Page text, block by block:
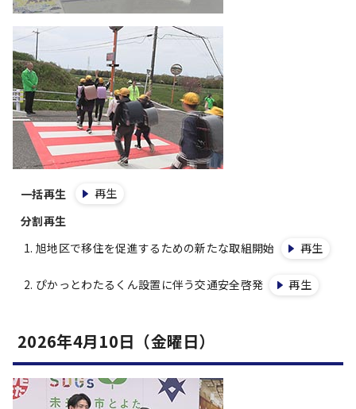
一括再生
再生
分割再生
旭地区で移住を促進するための新たな取組開始
再生
ぴかっとわたるくん設置に伴う交通安全啓発 再生
2026年4月10日（金曜日）